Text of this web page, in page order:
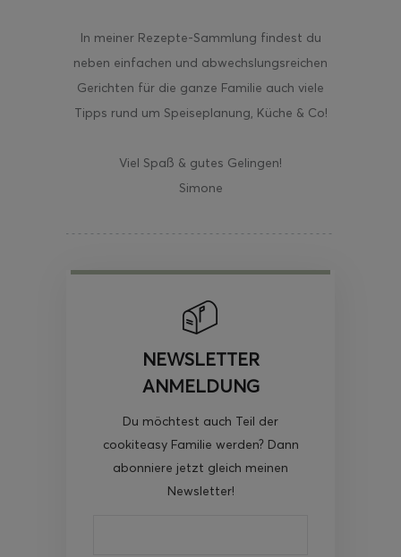
In meiner Rezepte-Sammlung findest du
neben einfachen und abwechslungsreichen
Gerichten für die ganze Familie auch viele
Tipps rund um Speiseplanung, Küche & Co!
Viel Spaß & gutes Gelingen!
Simone
NEWSLETTER
ANMELDUNG
Du möchtest auch Teil der
cookiteasy Familie werden? Dann
abonniere jetzt gleich meinen
Newsletter!